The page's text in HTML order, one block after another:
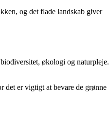
og det flade landskab giver
økologi og naturpleje.
det er vigtigt at bevare de grønne